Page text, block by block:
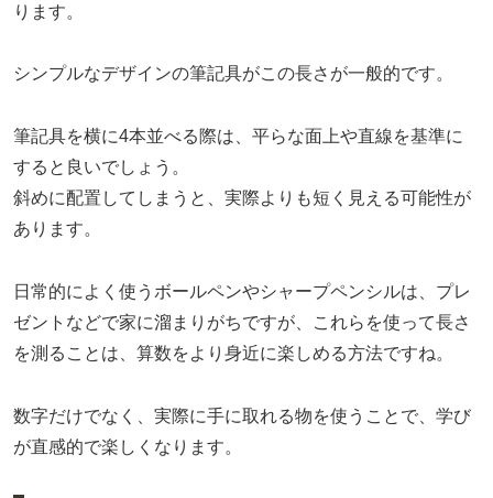
ります。
シンプルなデザインの筆記具がこの長さが一般的です。
筆記具を横に4本並べる際は、平らな面上や直線を基準に
すると良いでしょう。
斜めに配置してしまうと、実際よりも短く見える可能性が
あります。
日常的によく使うボールペンやシャープペンシルは、プレ
ゼントなどで家に溜まりがちですが、これらを使って長さ
を測ることは、算数をより身近に楽しめる方法ですね。
数字だけでなく、実際に手に取れる物を使うことで、学び
が直感的で楽しくなります。